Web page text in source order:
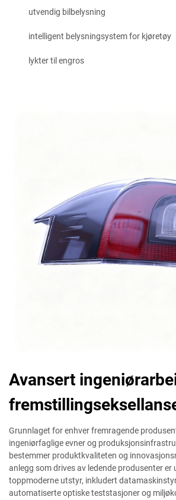
utvendig bilbelysning
intelligent belysningsystem for kjøretøy
lykter til engros
Avansert
Grunnlaget for enhver fremragende
ingeniørfaglige evner og
bestemmer produktkvaliteten og
anlegg som drives av ledende produsenter er
toppmoderne utstyr, inkludert
automatiserte optiske teststasjoner og